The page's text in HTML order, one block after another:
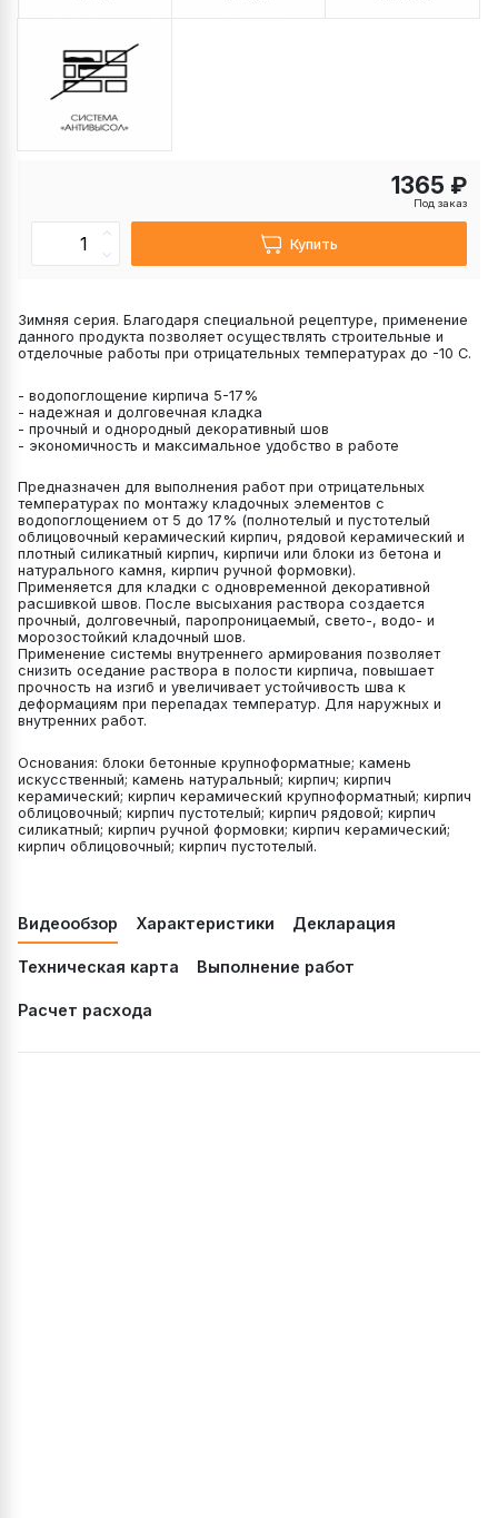
Купить
1365 ₽
Под заказ
Зимняя серия. Благодаря специальной рецептуре, применение
данного продукта позволяет осуществлять строительные и
отделочные работы при отрицательных температурах до -10 С.
- водопоглощение кирпича 5-17%
- надежная и долговечная кладка
- прочный и однородный декоративный шов
- экономичность и максимальное удобство в работе
Предназначен для выполнения работ при отрицательных
температурах по монтажу кладочных элементов с
водопоглощением от 5 до 17% (полнотелый и пустотелый
облицовочный керамический кирпич, рядовой керамический и
плотный силикатный кирпич, кирпичи или блоки из бетона и
натурального камня, кирпич ручной формовки).
Применяется для кладки с одновременной декоративной
расшивкой швов. После высыхания раствора создается
прочный, долговечный, паропроницаемый, свето-, водо- и
морозостойкий кладочный шов.
Применение системы внутреннего армирования позволяет
снизить оседание раствора в полости кирпича, повышает
прочность на изгиб и увеличивает устойчивость шва к
деформациям при перепадах температур. Для наружных и
внутренних работ.
Основания: блоки бетонные крупноформатные; камень
искусственный; камень натуральный; кирпич; кирпич
керамический; кирпич керамический крупноформатный; кирпич
облицовочный; кирпич пустотелый; кирпич рядовой; кирпич
силикатный; кирпич ручной формовки; кирпич керамический;
кирпич облицовочный; кирпич пустотелый.
Видеообзор Характеристики Декларация
Техническая карта Выполнение работ
Расчет расхода